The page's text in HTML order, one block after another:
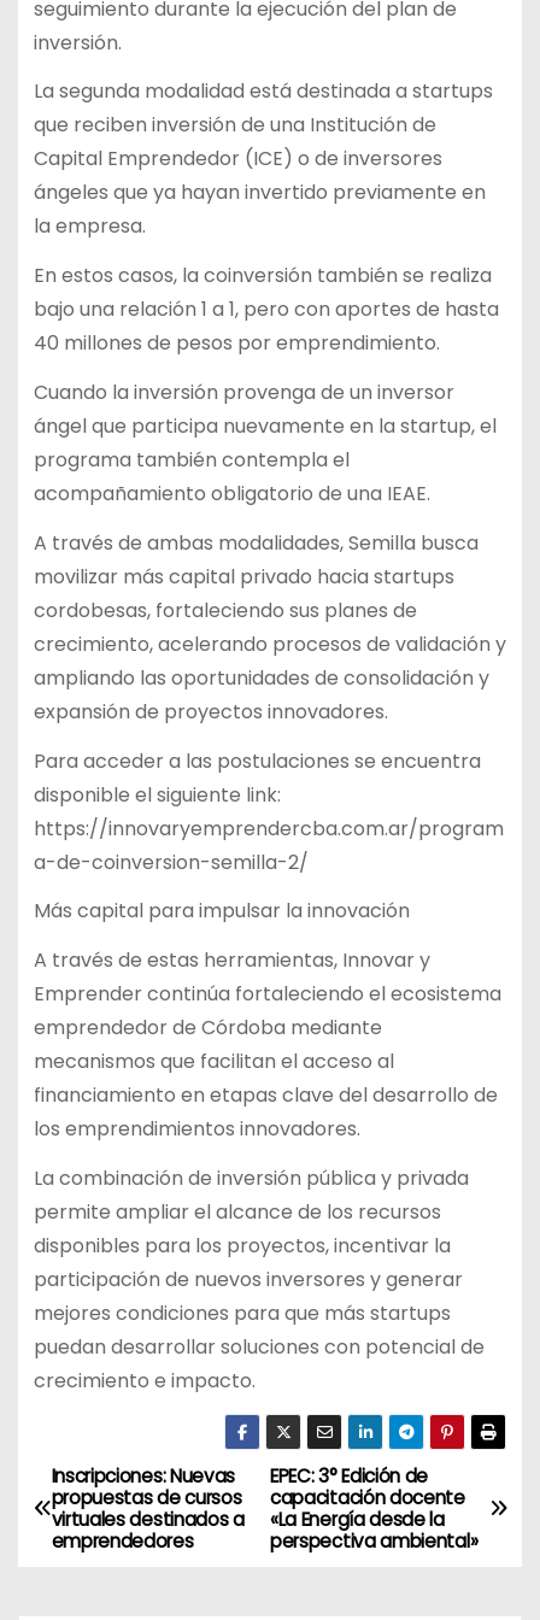
seguimiento durante la ejecución del plan de
inversión.
La segunda modalidad está destinada a startups
que reciben inversión de una Institución de
Capital Emprendedor (ICE) o de inversores
ángeles que ya hayan invertido previamente en
la empresa.
En estos casos, la coinversión también se realiza
bajo una relación 1 a 1, pero con aportes de hasta
40 millones de pesos por emprendimiento.
Cuando la inversión provenga de un inversor
ángel que participa nuevamente en la startup, el
programa también contempla el
acompañamiento obligatorio de una IEAE.
A través de ambas modalidades, Semilla busca
movilizar más capital privado hacia startups
cordobesas, fortaleciendo sus planes de
crecimiento, acelerando procesos de validación y
ampliando las oportunidades de consolidación y
expansión de proyectos innovadores.
Para acceder a las postulaciones se encuentra
disponible el siguiente link:
https://innovaryemprendercba.com.ar/program
a-de-coinversion-semilla-2/
Más capital para impulsar la innovación
A través de estas herramientas, Innovar y
Emprender continúa fortaleciendo el ecosistema
emprendedor de Córdoba mediante
mecanismos que facilitan el acceso al
financiamiento en etapas clave del desarrollo de
los emprendimientos innovadores.
La combinación de inversión pública y privada
permite ampliar el alcance de los recursos
disponibles para los proyectos, incentivar la
participación de nuevos inversores y generar
mejores condiciones para que más startups
puedan desarrollar soluciones con potencial de
crecimiento e impacto.
N
a
EPEC: 3° Edición de
capacitación docente
«La Energía desde la
perspectiva ambiental»
Inscripciones: Nuevas
propuestas de cursos
virtuales destinados a
emprendedores